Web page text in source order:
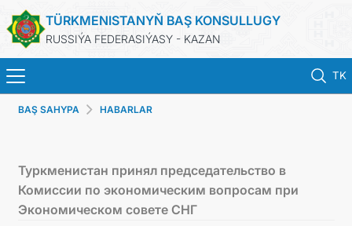
TÜRKMENISTANYŇ BAŞ KONSULLUGY
RUSSIÝA FEDERASIÝASY - KAZAN
TK
BAŞ SAHYPA
KONSULLYK HYZMATLARY
BAŞ SAHYPA HABARLAR
Туркменистан принял председательство в
Комиссии по экономическим вопросам при
Экономическом совете СНГ